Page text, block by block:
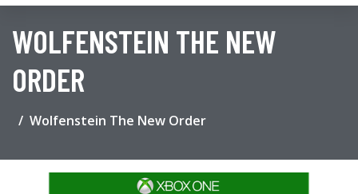
WOLFENSTEIN THE NEW
ORDER
Wolfenstein The New Order